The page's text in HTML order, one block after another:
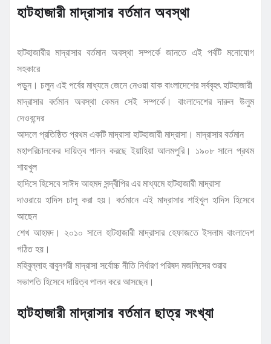
হাটহাজারী মাদ্রাসার বর্তমান অবস্থা
হাটহাজারীর মাদ্রাসার বর্তমান অবস্থা সম্পর্কে জানতে এই পর্বটি মনোযোগ
সহকারে
পড়ুন। চলুন এই পর্বের মাধ্যমে জেনে নেওয়া যাক বাংলাদেশের সর্ববৃহৎ হাটহাজারী
মাদ্রাসার বর্তমান অবস্থা কেমন সেই সম্পর্কে। বাংলাদেশের দারুল উলুম
দেওবন্দের
আদলে প্রতিষ্ঠিত প্রথম একটি মাদ্রাসা হাটহাজারী মাদ্রাসা। মাদ্রাসার বর্তমান
মহাপরিচালকের দায়িত্ব পালন করছে ইয়াহিয়া আলমপুরি। ১৯০৮ সালে প্রথম
শায়খুল
হাদিসে হিসেবে সাঈদ আহমদ সন্দ্বীপির এর মাধ্যমে হাটহাজারী মাদ্রাসা
দাওরায়ে হাদিস চালু করা হয়। বর্তমানে এই মাদ্রাসার শাইখুল হাদিস হিসেবে
আছেন
শেখ আহমদ। ২০১০ সালে হাটহাজারী মাদ্রাসার হেফাজতে ইসলাম বাংলাদেশ
গঠিত হয়।
মহিবুল্লাহ বাবুনগরী মাদ্রাসা সর্বোচ্চ নীতি নির্ধারণ পরিষদ মজলিসের শুরার
সভাপতি হিসেবে দায়িত্ব পালন করে আসছেন।
হাটহাজারী মাদ্রাসার বর্তমান ছাত্র সংখ্যা